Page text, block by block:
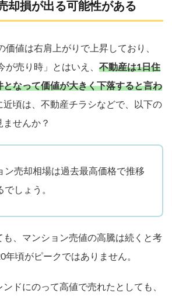
却損が出る可能性がある
価値は右肩上がりで上昇しており、
が売り時」とはいえ、 不動産は1日住
となって価値が大きく下落すると言わ
近頃は、不動産チラシなどで、以下の
せんか？
ン売却相場は過去最高価格で推移
でしょう。
も、マンション売値の高騰は続くと考
年頃がピークではありません。
ドにのって高値で売れたとしても、